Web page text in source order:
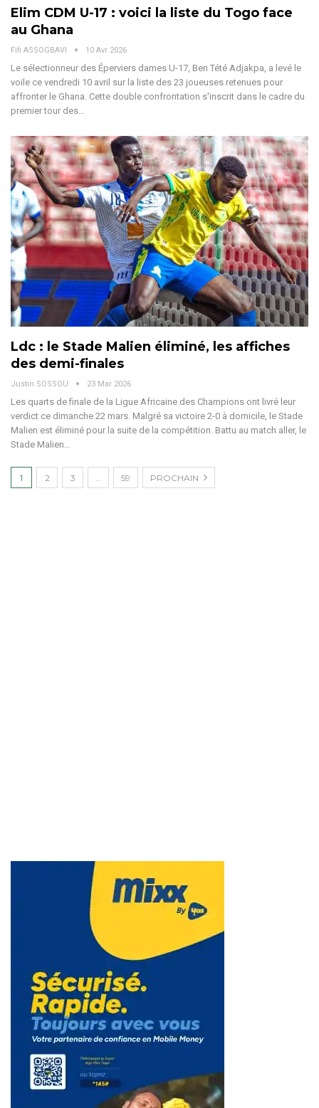
Elim CDM U-17 : voici la liste du Togo face
au Ghana
Fifi ASSOGBAVI 10 Avr 2026
Le sélectionneur des Éperviers dames U-17, Ben Tété Adjakpa, a levé le
voile ce vendredi 10 avril sur la liste des 23 joueuses retenues pour
affronter le Ghana. Cette double confrontation s'inscrit dans le cadre du
premier tour des…
Ldc : le Stade Malien éliminé, les affiches
des demi-finales
Justin SOSSOU 23 Mar 2026
Les quarts de finale de la Ligue Africaine des Champions ont livré leur
verdict ce dimanche 22 mars. Malgré sa victoire 2-0 à domicile, le Stade
Malien est éliminé pour la suite de la compétition. Battu au match aller, le
Stade Malien
1 2 3 59 PROCHAIN